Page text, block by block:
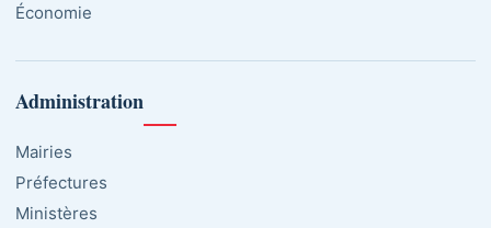
Économie
Administration
Mairies
Préfectures
Ministères